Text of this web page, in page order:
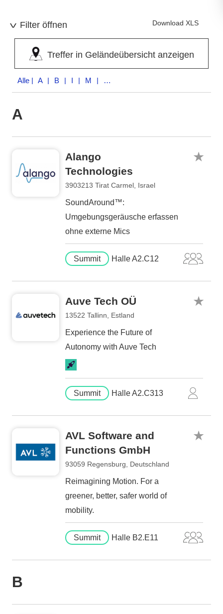
Filter öffnen Download XLS
Treffer in Geländeübersicht anzeigen
Alle | A | B | I | M | N | P
A
Alango
Technologies
3903213 Tirat Carmel, Israel
SoundAround™:
Umgebungsgeräusche erfassen
ohne externe Mics
Summit Halle A2.C12
Auve Tech OÜ
13522 Tallinn, Estland
Experience the Future of
Autonomy with Auve Tech
Summit Halle A2.C313
AVL Software and
Functions GmbH
93059 Regensburg, Deutschland
Reimagining Motion. For a
greener, better, safer world of
mobility.
Summit Halle B2.E11
B